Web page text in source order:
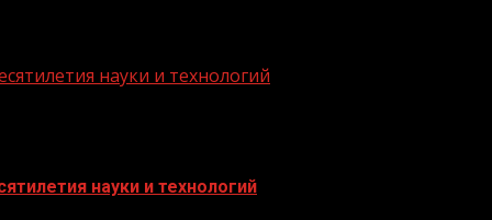
науки и технологий
науки и технологий